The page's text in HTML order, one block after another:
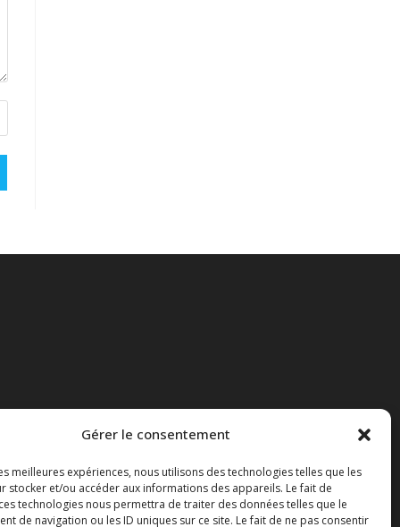
Gérer le consentement
meilleures expériences, nous utilisons des technologies telles que les
stocker et/ou accéder aux informations des appareils. Le fait de
technologies nous permettra de traiter des données telles que le
de navigation ou les ID uniques sur ce site. Le fait de ne pas consentir